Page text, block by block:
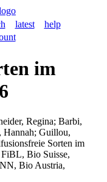
latest
help
im
Regina; Barbi,
Hannah; Guillou,
Sorten im
Bio Suisse,
Bio Austria,